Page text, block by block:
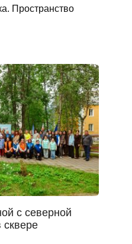
Пространство
с северной